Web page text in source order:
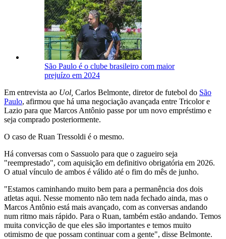
São Paulo é o clube brasileiro com maior
prejuízo em 2024
Em entrevista ao Uol, Carlos Belmonte, diretor de futebol do São
Paulo, afirmou que há uma negociação avançada entre Tricolor e
Lazio para que Marcos Antônio passe por um novo empréstimo e
seja comprado posteriormente.
O caso de Ruan Tressoldi é o mesmo.
Há conversas com o Sassuolo para que o zagueiro seja
"reemprestado", com aquisição em definitivo obrigatória em 2026.
O atual vínculo de ambos é válido até o fim do mês de junho.
"Estamos caminhando muito bem para a permanência dos dois
atletas aqui. Nesse momento não tem nada fechado ainda, mas o
Marcos Antônio está mais avançado, com as conversas andando
num ritmo mais rápido. Para o Ruan, também estão andando. Temos
muita convicção de que eles são importantes e temos muito
otimismo de que possam continuar com a gente", disse Belmonte.